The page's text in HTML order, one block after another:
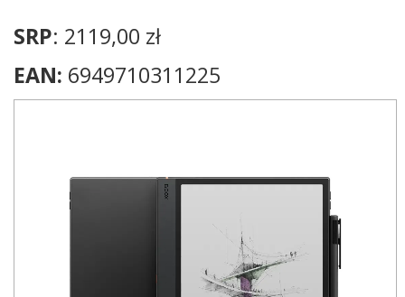
SRP: 2119,00 zł
EAN: 6949710311225